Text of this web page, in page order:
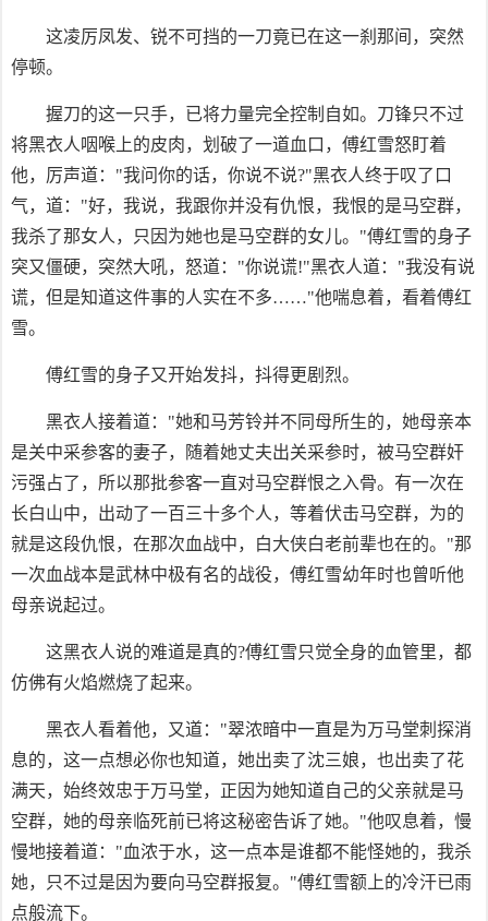
这凌厉凤发、锐不可挡的一刀竟已在这一刹那间，突然
停顿。
握刀的这一只手，已将力量完全控制自如。刀锋只不过
将黑衣人咽喉上的皮肉，划破了一道血口，傅红雪怒盯着
他，厉声道："我问你的话，你说不说?"黑衣人终于叹了口
气，道："好，我说，我跟你并没有仇恨，我恨的是马空群，
我杀了那女人，只因为她也是马空群的女儿。"傅红雪的身子
突又僵硬，突然大吼，怒道："你说谎!"黑衣人道："我没有说
谎，但是知道这件事的人实在不多……"他喘息着，看着傅红
雪。
傅红雪的身子又开始发抖，抖得更剧烈。
黑衣人接着道："她和马芳铃并不同母所生的，她母亲本
是关中采参客的妻子，随着她丈夫出关采参时，被马空群奸
污强占了，所以那批参客一直对马空群恨之入骨。有一次在
长白山中，出动了一百三十多个人，等着伏击马空群，为的
就是这段仇恨，在那次血战中，白大侠白老前辈也在的。"那
一次血战本是武林中极有名的战役，傅红雪幼年时也曾听他
母亲说起过。
这黑衣人说的难道是真的?傅红雪只觉全身的血管里，都
仿佛有火焰燃烧了起来。
黑衣人看着他，又道："翠浓暗中一直是为万马堂刺探消
息的，这一点想必你也知道，她出卖了沈三娘，也出卖了花
满天，始终效忠于万马堂，正因为她知道自己的父亲就是马
空群，她的母亲临死前已将这秘密告诉了她。"他叹息着，慢
慢地接着道："血浓于水，这一点本是谁都不能怪她的，我杀
她，只不过是因为要向马空群报复。"傅红雪额上的冷汗已雨
点般流下。